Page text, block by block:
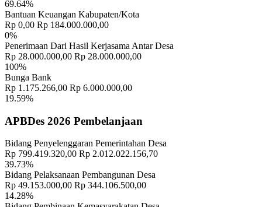
69.64%
Bantuan Keuangan Kabupaten/Kota
Rp 0,00 Rp 184.000.000,00
0%
Penerimaan Dari Hasil Kerjasama Antar Desa
Rp 28.000.000,00 Rp 28.000.000,00
100%
Bunga Bank
Rp 1.175.266,00 Rp 6.000.000,00
19.59%
APBDes 2026 Pembelanjaan
Bidang Penyelenggaran Pemerintahan Desa
Rp 799.419.320,00 Rp 2.012.022.156,70
39.73%
Bidang Pelaksanaan Pembangunan Desa
Rp 49.153.000,00 Rp 344.106.500,00
14.28%